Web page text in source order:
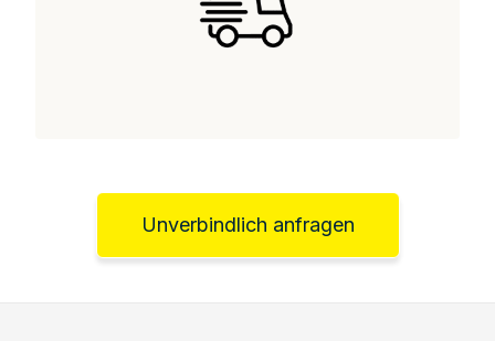
Unverbindlich anfragen